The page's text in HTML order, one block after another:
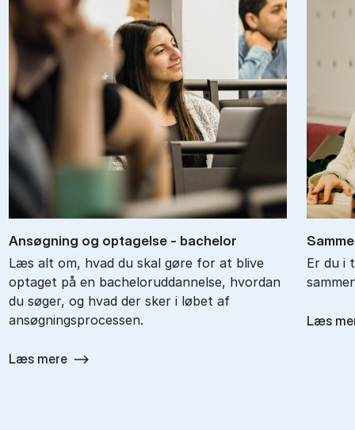
An­søg­ning og op­ta­gel­se - ba­chel­or
Læs alt om, hvad du skal gøre for at blive
optaget på en bacheloruddannelse, hvordan
du søger, og hvad der sker i løbet af
ansøgningsprocessen.
Læs mere
Er du i
Læs